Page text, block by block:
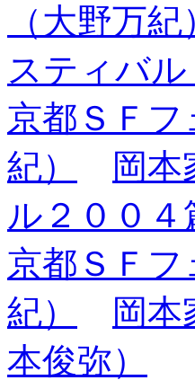
（大野万紀
スティバ
京都ＳＦ
紀）
岡
ル２００
京都ＳＦ
紀）
岡
本俊弥）